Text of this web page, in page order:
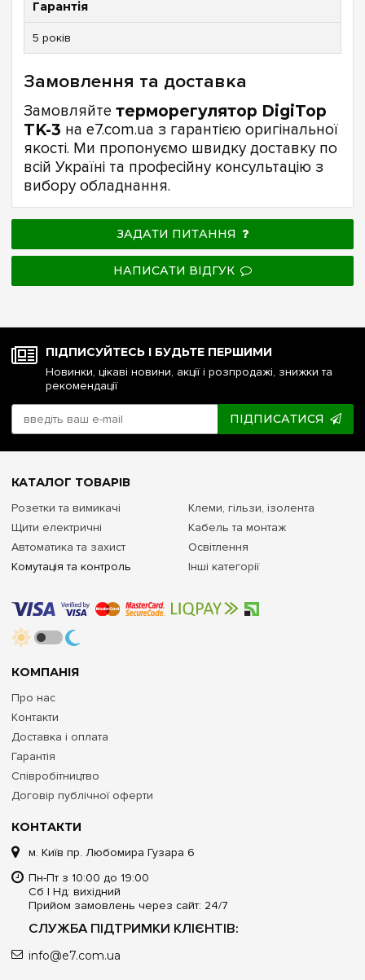
Гарантія
5 років
Замовлення та доставка
Замовляйте терморегулятор DigiTop
TK-3 на e7.com.ua з гарантією оригінальної
якості. Ми пропонуємо швидку доставку по
всій Україні та професійну консультацію з
вибору обладнання.
ЗАДАТИ ПИТАННЯ
НАПИСАТИ ВІДГУК
ПІДПИСУЙТЕСЬ І БУДЬТЕ ПЕРШИМИ
Новинки, цікаві новини, акції і розпродажі, знижки та
рекомендації
ПІДПИСАТИСЯ
КОНТАКТИ
м. Київ пр. Любомира Гузара 6
Пн-Пт з 10:00 до 19:00
Сб | Нд: вихідний
Прийом замовлень через сайт: 24/7
СЛУЖБА ПІДТРИМКИ КЛІЄНТІВ:
info@e7.com.ua
КОМПАНІЯ
Про нас
Контакти
Доставка і оплата
Гарантія
Співробітництво
Договір публічної оферти
КАТАЛОГ ТОВАРІВ
Розетки та вимикачі
Щити електричні
Автоматика та захист
Комутація та контроль
Клеми, гільзи, ізолента
Кабель та монтаж
Освітлення
Інші категорії